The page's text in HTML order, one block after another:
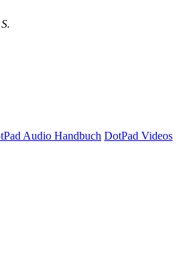
Audio Handbuch DotPad Videos